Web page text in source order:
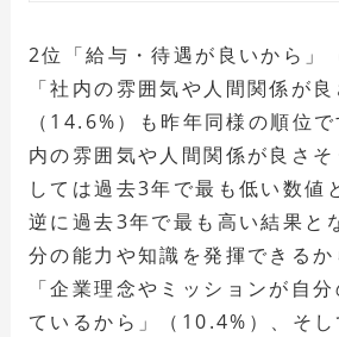
2位「給与・待遇が良いから」
「社内の雰囲気や人間関係が良
（14.6%）も昨年同様の順位
内の雰囲気や人間関係が良さ
しては過去3年で最も低い数値
逆に過去3年で最も高い結果と
分の能力や知識を発揮できるか
「企業理念やミッションが自
ているから」（10.4%）、そし